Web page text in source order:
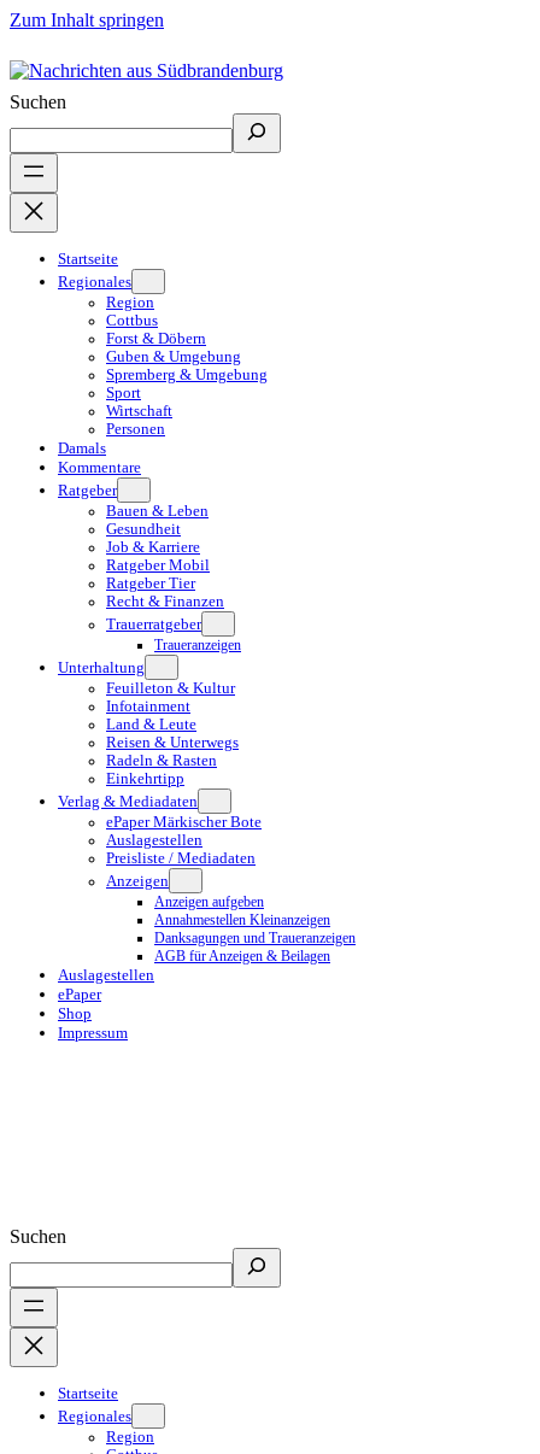
Zum Inhalt springen
Suchen
Startseite
Regionales
Region
Cottbus
Forst & Döbern
Guben & Umgebung
Spremberg & Umgebung
Sport
Wirtschaft
Personen
Damals
Kommentare
Ratgeber
Bauen & Leben
Gesundheit
Job & Karriere
Ratgeber Mobil
Ratgeber Tier
Recht & Finanzen
Trauerratgeber
Traueranzeigen
Unterhaltung
Feuilleton & Kultur
Infotainment
Land & Leute
Reisen & Unterwegs
Radeln & Rasten
Einkehrtipp
Verlag & Mediadaten
ePaper Märkischer Bote
Auslagestellen
Preisliste / Mediadaten
Anzeigen
Anzeigen aufgeben
Annahmestellen Kleinanzeigen
Danksagungen und Traueranzeigen
AGB für Anzeigen & Beilagen
Auslagestellen
ePaper
Shop
Impressum
Suchen
Startseite
Regionales
Region